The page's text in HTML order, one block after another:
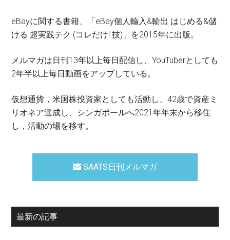
eBayに関する書籍、「eBay個人輸入&輸出 はじめる&儲
ける 超実践テク (コレだけ! 技)」を2015年に出版。
メルマガは日刊13年以上毎日配信し、YouTuberとしても
2年半以上毎日動画をアップしている。
仮想通貨，米国株投資家としても活動し、42歳で資産ミ
リオネア達成し、シンガポールへ2021年年末から移住
し，活動の場を移す。
SAATS日刊メルマガ
最新の記事